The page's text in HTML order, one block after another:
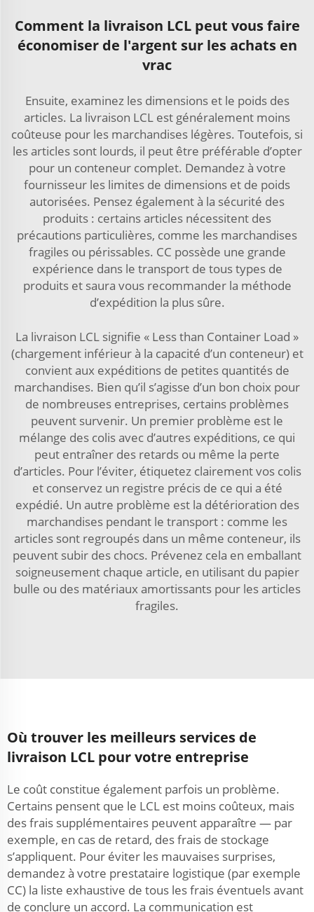
Comment la livraison LCL peut vous faire
économiser de l'argent sur les achats en
vrac
Ensuite, examinez les dimensions et le poids des
articles. La livraison LCL est généralement moins
coûteuse pour les marchandises légères. Toutefois, si
les articles sont lourds, il peut être préférable d’opter
pour un conteneur complet. Demandez à votre
fournisseur les limites de dimensions et de poids
autorisées. Pensez également à la sécurité des
produits : certains articles nécessitent des
précautions particulières, comme les marchandises
fragiles ou périssables. CC possède une grande
expérience dans le transport de tous types de
produits et saura vous recommander la méthode
d’expédition la plus sûre.
La livraison LCL signifie « Less than Container Load »
(chargement inférieur à la capacité d’un conteneur) et
convient aux expéditions de petites quantités de
marchandises. Bien qu’il s’agisse d’un bon choix pour
de nombreuses entreprises, certains problèmes
peuvent survenir. Un premier problème est le
mélange des colis avec d’autres expéditions, ce qui
peut entraîner des retards ou même la perte
d’articles. Pour l’éviter, étiquetez clairement vos colis
et conservez un registre précis de ce qui a été
expédié. Un autre problème est la détérioration des
marchandises pendant le transport : comme les
articles sont regroupés dans un même conteneur, ils
peuvent subir des chocs. Prévenez cela en emballant
soigneusement chaque article, en utilisant du papier
bulle ou des matériaux amortissants pour les articles
fragiles.
Où trouver les meilleurs services de
livraison LCL pour votre entreprise
Le coût constitue également parfois un problème.
Certains pensent que le LCL est moins coûteux, mais
des frais supplémentaires peuvent apparaître — par
exemple, en cas de retard, des frais de stockage
s’appliquent. Pour éviter les mauvaises surprises,
demandez à votre prestataire logistique (par exemple
CC) la liste exhaustive de tous les frais éventuels avant
de conclure un accord. La communication est